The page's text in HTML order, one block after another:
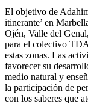
El objetivo de
itinerante’ en
Ojén, Valle del
para el colectivo
estas zonas. Las
favorecer su
medio natural y
la participación de
con los saberes que